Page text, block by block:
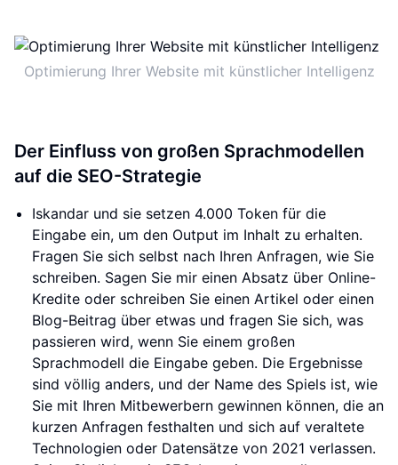
Optimierung Ihrer Website mit künstlicher Intelligenz
Der Einfluss von großen Sprachmodellen
auf die SEO-Strategie
Iskandar und sie setzen 4.000 Token für die
Eingabe ein, um den Output im Inhalt zu erhalten.
Fragen Sie sich selbst nach Ihren Anfragen, wie Sie
schreiben. Sagen Sie mir einen Absatz über Online-
Kredite oder schreiben Sie einen Artikel oder einen
Blog-Beitrag über etwas und fragen Sie sich, was
passieren wird, wenn Sie einem großen
Sprachmodell die Eingabe geben. Die Ergebnisse
sind völlig anders, und der Name des Spiels ist, wie
Sie mit Ihren Mitbewerbern gewinnen können, die an
kurzen Anfragen festhalten und sich auf veraltete
Technologien oder Datensätze von 2021 verlassen.